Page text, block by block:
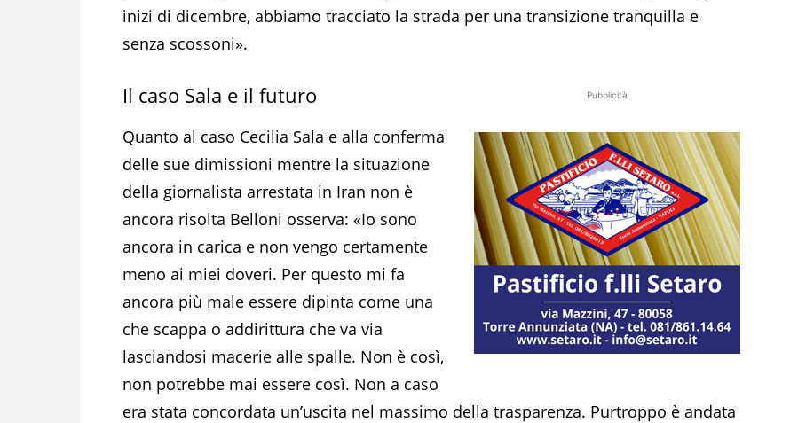
inizi di dicembre, abbiamo tracciato la strada per una transizione tranquilla e
senza scossoni».
Pubblicità
Il caso Sala e il futuro
Quanto al caso Cecilia Sala e alla conferma
delle sue dimissioni mentre la situazione
della giornalista arrestata in Iran non è
ancora risolta Belloni osserva: «Io sono
ancora in carica e non vengo certamente
meno ai miei doveri. Per questo mi fa
ancora più male essere dipinta come una
che scappa o addirittura che va via
lasciandosi macerie alle spalle. Non è così,
non potrebbe mai essere così. Non a caso
era stata concordata un’uscita nel massimo della trasparenza. Purtroppo è andata